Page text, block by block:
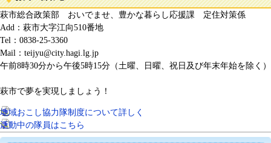
萩市総合政策部 おいでませ、豊かな暮らし応援課 定住対策係
Add：萩市大字江向510番地
Tel：0838-25-3360
Mail：teijyu@city.hagi.lg.jp
午前8時30分から午後5時15分（土曜、日曜、祝日及び年末年始を除く）
萩市で夢を実現しましょう！
地域おこし協力隊制度について詳しく
活動中の隊員はこちら